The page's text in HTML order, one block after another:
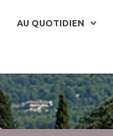
AU QUOTIDIEN